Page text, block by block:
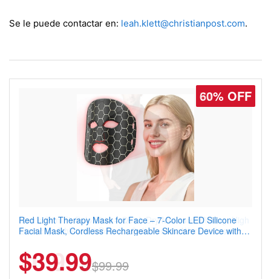
Se le puede contactar en: leah.klett@christianpost.com.
77% OFF
Men's Slim Fit Polo Shirt – Quick Dry Moisture Wicking, High
Elasticity, Athletic Fit Polo for Golf, Tennis, Work & Casual
$6.99$29.99